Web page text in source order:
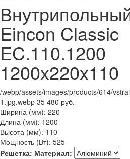
Eincon Classic
EC.110.1200
1200x220x110
/webp/assets/images/products/614/
1.jpg.webp 35 480 руб.
Ширина (мм): 220
Длина (мм): 1200
Высота (мм): 110
Мощность (Вт): 525
Решетка: Материал: